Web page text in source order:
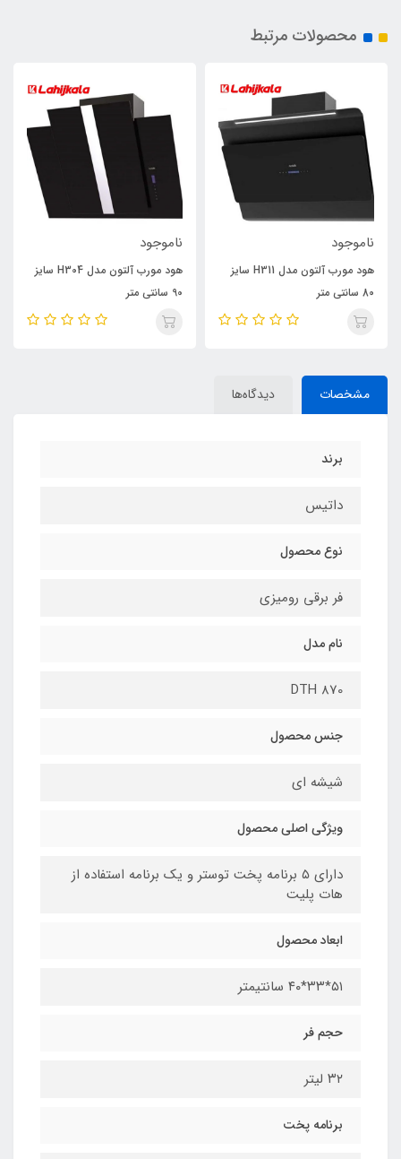
محصولات مرتبط
ناموجود
هود مورب آلتون مدل H311 سایز
80 سانتی متر
ناموجود
هود مورب آلتون مدل H304 سایز
90 سانتی متر
مشخصات دیدگاه‌ها
برند
داتیس
نوع محصول
فر برقی رومیزی
نام مدل
DTH 870
جنس محصول
شیشه ای
ویژگی اصلی محصول
دارای ۵ برنامه پخت توستر و یک برنامه استفاده از
هات پلیت
ابعاد محصول
۵۱*۳۳*۴۰ سانتیمتر
حجم فر
۳۲ لیتر
برنامه پخت